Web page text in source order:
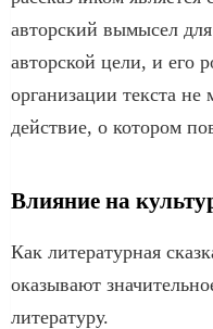
авторский вымысел
авторской цели, и его
организации текста
действие, о котором
Влияние на
Как литературная
оказывают
литературу.